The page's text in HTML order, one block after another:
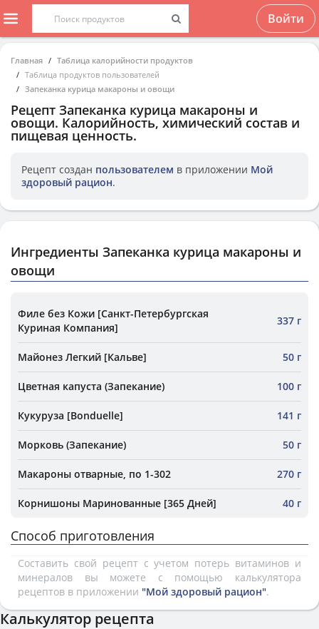
Войти
Главная
Таблица калорийности продуктов
Таблица продуктов пользователей
Запеканка курица макароны и овощи
Рецепт Запеканка курица макароны и
овощи. Калорийность, химический состав и
пищевая ценность.
Рецепт создан пользователем в приложении Мой
здоровый рацион.
Ингредиенты Запеканка курица макароны и
овощи
Филе без Кожи [Санкт-Петербургская
Куриная Компания]
337 г
Майонез Легкий [Кальве] 50 г
Цветная капуста (Запекание) 100 г
Кукуруза [Bonduelle] 141 г
Морковь (Запекание) 50 г
Макароны отварные, по 1-302 270 г
Корнишоны Маринованные [365 Дней] 40 г
Способ приготовления
Составить свой рецепт с учетом потерь витаминов и
минералов вы можете с помощью калькулятора
рецептов в приложении "Мой здоровый рацион".
Калькулятор рецепта